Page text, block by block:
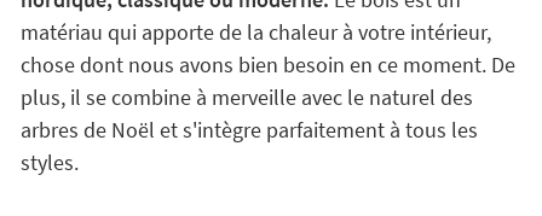
matériau qui apporte de la chaleur à votre intérieur,
chose dont nous avons bien besoin en ce moment. De
plus, il se combine à merveille avec le naturel des
arbres de Noël et s'intègre parfaitement à tous les
styles.